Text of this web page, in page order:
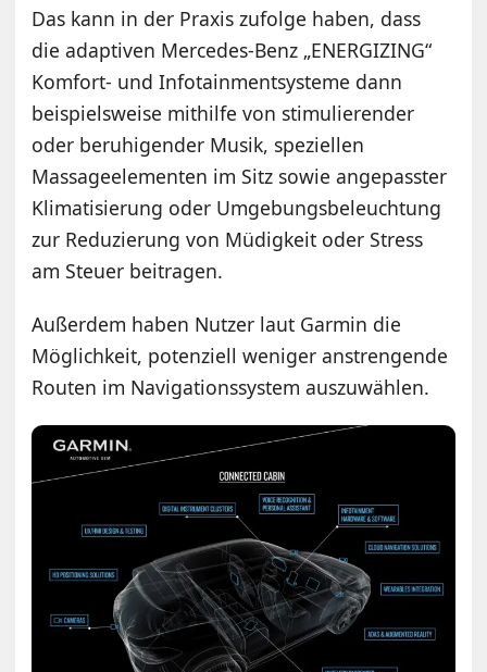
Das kann in der Praxis zufolge haben, dass
die adaptiven Mercedes-Benz „ENERGIZING“
Komfort- und Infotainmentsysteme dann
beispielsweise mithilfe von stimulierender
oder beruhigender Musik, speziellen
Massageelementen im Sitz sowie angepasster
Klimatisierung oder Umgebungsbeleuchtung
zur Reduzierung von Müdigkeit oder Stress
am Steuer beitragen.
Außerdem haben Nutzer laut Garmin die
Möglichkeit, potenziell weniger anstrengende
Routen im Navigationssystem auszuwählen.